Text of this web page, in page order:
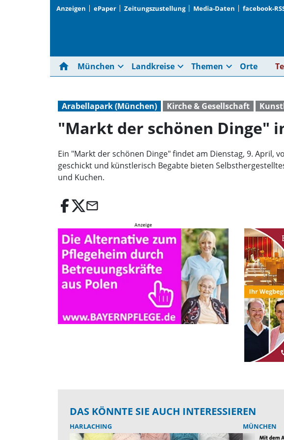
Anzeigen ePaper Zeitungszustellung Media-Daten facebook-
home München expand_more Landkreise expand_more Themen expand_more Orte
Arabellapark (München) Kirche & Gesellschaft
"Markt der schönen Dinge"
Ein "Markt der schönen Dinge" findet am Dienstag, 9. April,
geschickt und künstlerisch Begabte bieten
und Kuchen.
email
DAS KÖNNTE SIE AUCH INTERESSIEREN
HARLACHING MÜNCHEN